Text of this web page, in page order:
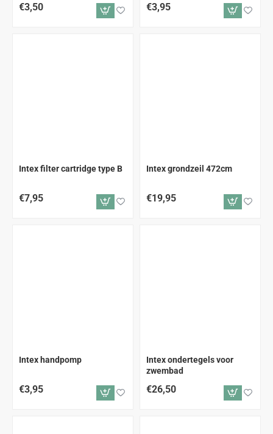
€3,50 €3,95
Intex filter cartridge type B
€7,95
Intex grondzeil 472cm
€19,95
Intex handpomp
€3,95
Intex ondertegels voor
zwembad
€26,50